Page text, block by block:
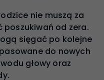
nie muszą za
poszukiwań od zera.
sięgać po kolejne
do nowych
głowy oraz